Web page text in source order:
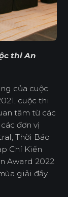
thi An
của cuộc
cuộc thi
tâm từ các
đơn vị
Thời Báo
Chí Kiến
Award 2022
giải đầy